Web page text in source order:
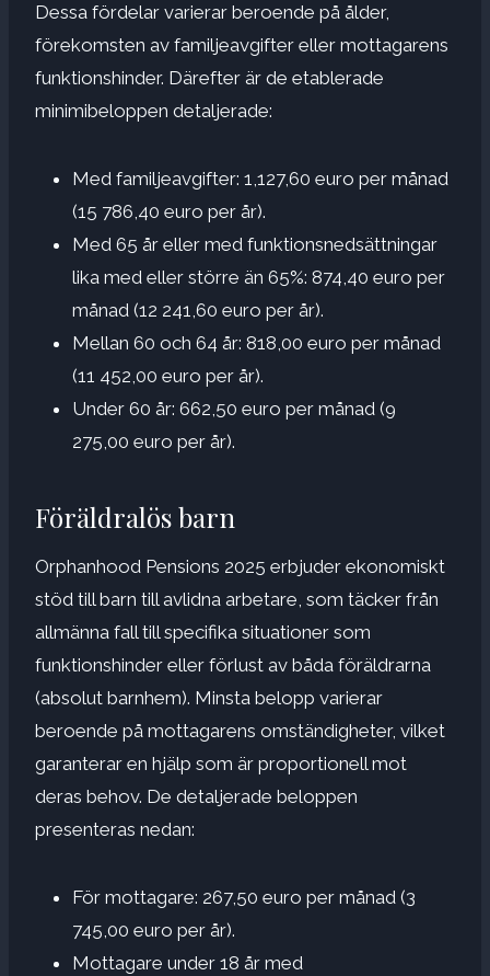
Dessa fördelar varierar beroende på ålder,
förekomsten av familjeavgifter eller mottagarens
funktionshinder. Därefter är de etablerade
minimibeloppen detaljerade:
Med familjeavgifter: 1,127,60 euro per månad
(15 786,40 euro per år).
Med 65 år eller med funktionsnedsättningar
lika med eller större än 65%: 874,40 euro per
månad (12 241,60 euro per år).
Mellan 60 och 64 år: 818,00 euro per månad
(11 452,00 euro per år).
Under 60 år: 662,50 euro per månad (9
275,00 euro per år).
Föräldralös barn
Orphanhood Pensions 2025 erbjuder ekonomiskt
stöd till barn till avlidna arbetare, som täcker från
allmänna fall till specifika situationer som
funktionshinder eller förlust av båda föräldrarna
(absolut barnhem). Minsta belopp varierar
beroende på mottagarens omständigheter, vilket
garanterar en hjälp som är proportionell mot
deras behov. De detaljerade beloppen
presenteras nedan:
För mottagare: 267,50 euro per månad (3
745,00 euro per år).
Mottagare under 18 år med